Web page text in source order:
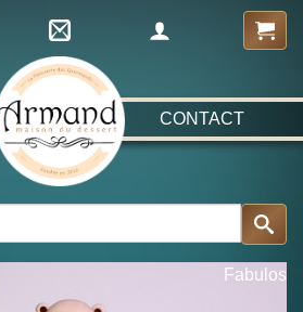
CONTACT
Fabulos